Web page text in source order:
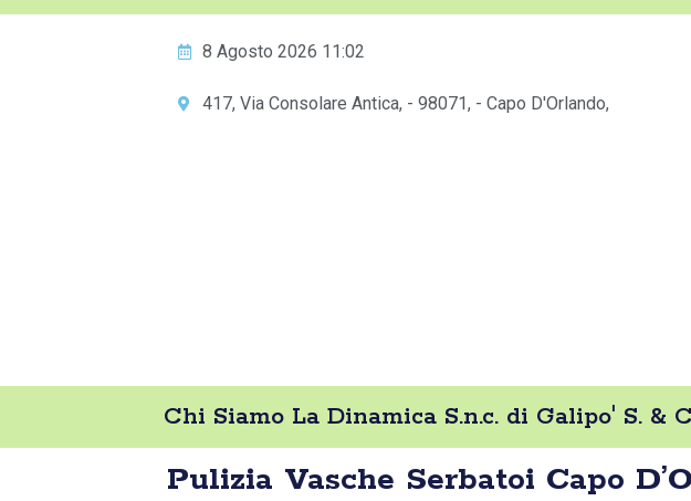
8 Agosto 2026 11:02
417, Via Consolare Antica, - 98071, - Capo D'Orlando,
Chi Siamo La Dinamica S.n.c. di Galipo' S. &
Pulizia Vasche Serbatoi Capo